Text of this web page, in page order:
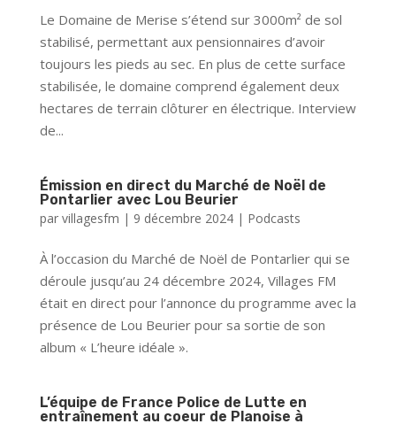
Le Domaine de Merise s’étend sur 3000m² de sol
stabilisé, permettant aux pensionnaires d’avoir
toujours les pieds au sec. En plus de cette surface
stabilisée, le domaine comprend également deux
hectares de terrain clôturer en électrique. Interview
de...
Émission en direct du Marché de Noël de
Pontarlier avec Lou Beurier
par villagesfm | 9 décembre 2024| Podcasts
À l’occasion du Marché de Noël de Pontarlier qui se
déroule jusqu’au 24 décembre 2024, Villages FM
était en direct pour l’annonce du programme avec la
présence de Lou Beurier pour sa sortie de son
album « L’heure idéale ».
L’équipe de France Police de Lutte en
entraînement au coeur de Planoise à